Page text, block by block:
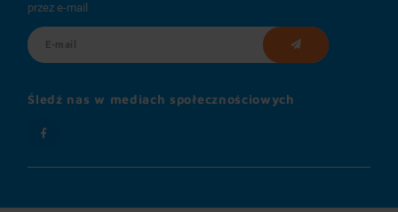
przez e-mail
Śledź nas w mediach społecznościowych